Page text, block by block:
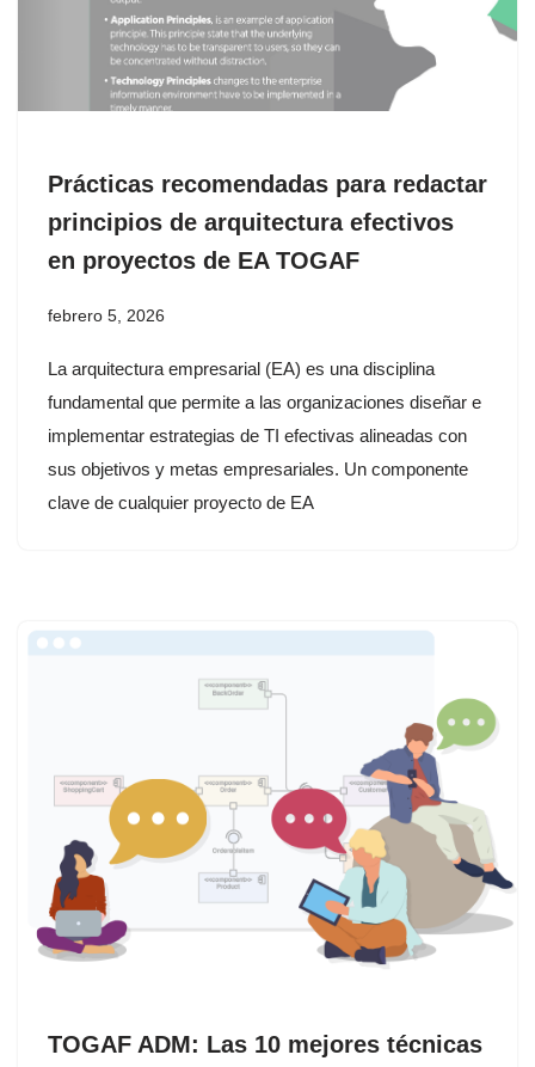
Prácticas recomendadas para redactar
principios de arquitectura efectivos
en proyectos de EA TOGAF
febrero 5, 2026
La arquitectura empresarial (EA) es una disciplina
fundamental que permite a las organizaciones diseñar e
implementar estrategias de TI efectivas alineadas con
sus objetivos y metas empresariales. Un componente
clave de cualquier proyecto de EA
TOGAF ADM: Las 10 mejores técnicas